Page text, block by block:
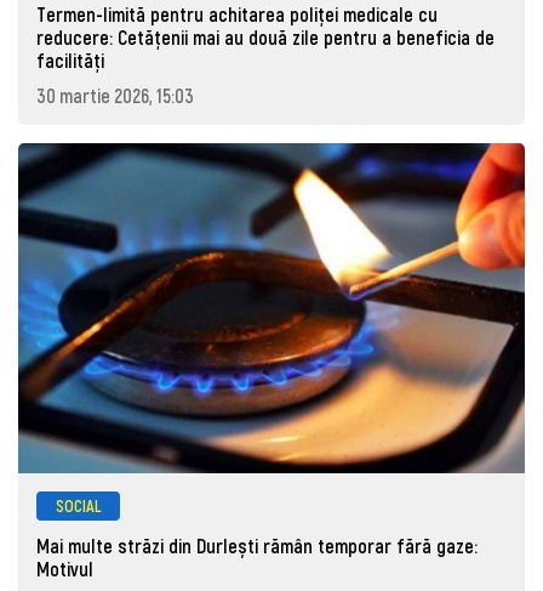
Termen-limită pentru achitarea poliței medicale cu
reducere: Cetățenii mai au două zile pentru a beneficia de
facilități
30 martie 2026, 15:03
SOCIAL
Mai multe străzi din Durlești rămân temporar fără gaze:
Motivul